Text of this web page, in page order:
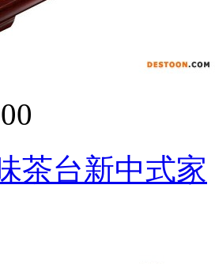
茶台新中式家